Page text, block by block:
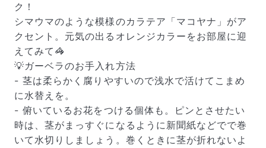
ク！
シマウマのような模様のカラテア「マコヤナ」がア
クセント。元気の出るオレンジカラーをお部屋に迎
えてみて🦓
💡ガーベラのお手入れ方法
- 茎は柔らかく腐りやすいので浅水で活けてこまめ
に水替えを。
- 俯いているお花をつける個体も。ピンとさせたい
時は、茎がまっすぐになるように新聞紙などでで巻
いて水切りしましょう。巻くときに茎が折れないよ